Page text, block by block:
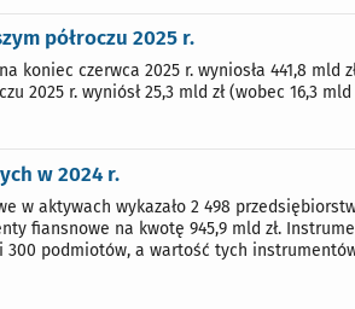
półroczu 2025 r.
czerwca 2025 r. wyniosła 441,8 mld
2025 r. wyniósł 25,3 mld zł (wobec 16,3
w 2024 r.
w aktywach wykazało 2 498
fiansnowe na kwotę 945,9 mld zł.
podmiotów, a wartość tych instrumentów